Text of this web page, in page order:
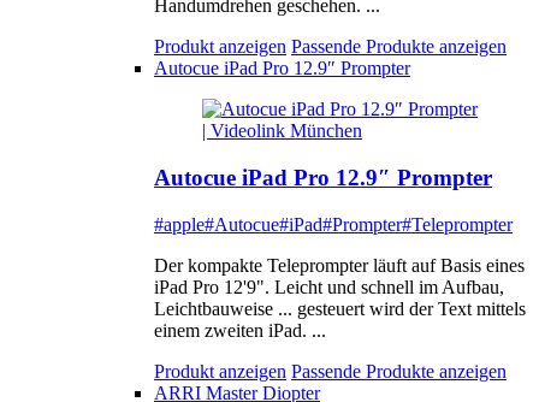
Handumdrehen geschehen. ...
Produkt anzeigen Passende Produkte anzeigen
Autocue iPad Pro 12.9″ Prompter
Autocue iPad Pro 12.9″ Prompter
#apple#Autocue#iPad#Prompter#Teleprompter
Der kompakte Teleprompter läuft auf Basis eines
iPad Pro 12'9". Leicht und schnell im Aufbau,
Leichtbauweise ... gesteuert wird der Text mittels
einem zweiten iPad. ...
Produkt anzeigen Passende Produkte anzeigen
ARRI Master Diopter